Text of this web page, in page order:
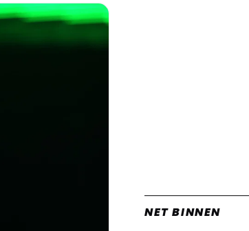
NET BINNEN